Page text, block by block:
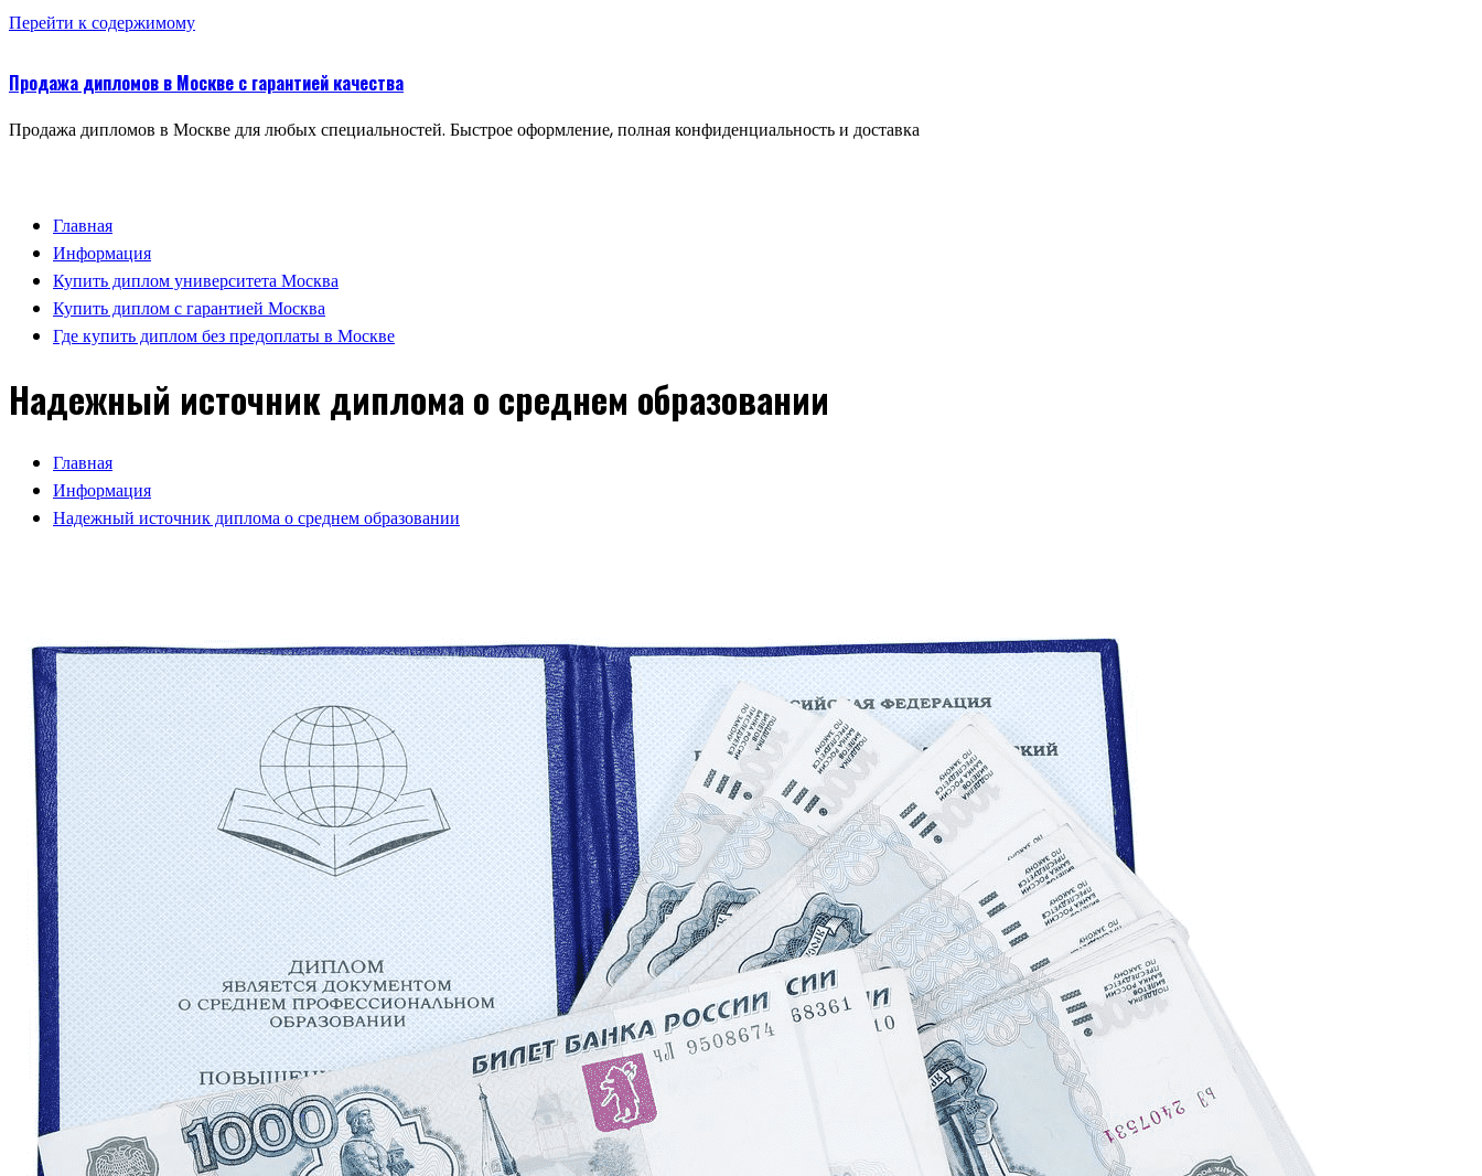
Перейти к содержимому
Продажа дипломов в Москве с гарантией качества
Продажа дипломов в Москве для любых специальностей. Быстрое оформление, полная конфиденциальность и доставка
Главная
Информация
Купить диплом университета Москва
Купить диплом с гарантией Москва
Где купить диплом без предоплаты в Москве
Надежный источник диплома о среднем образовании
Главная
Информация
Надежный источник диплома о среднем образовании